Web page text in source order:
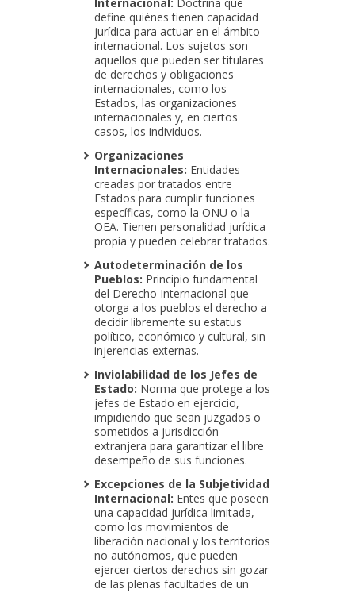
Internacional: Doctrina que
define quiénes tienen capacidad
jurídica para actuar en el ámbito
internacional. Los sujetos son
aquellos que pueden ser titulares
de derechos y obligaciones
internacionales, como los
Estados, las organizaciones
internacionales y, en ciertos
casos, los individuos.
Organizaciones
Internacionales: Entidades
creadas por tratados entre
Estados para cumplir funciones
específicas, como la ONU o la
OEA. Tienen personalidad jurídica
propia y pueden celebrar tratados.
Autodeterminación de los
Pueblos: Principio fundamental
del Derecho Internacional que
otorga a los pueblos el derecho a
decidir libremente su estatus
político, económico y cultural, sin
injerencias externas.
Inviolabilidad de los Jefes de
Estado: Norma que protege a los
jefes de Estado en ejercicio,
impidiendo que sean juzgados o
sometidos a jurisdicción
extranjera para garantizar el libre
desempeño de sus funciones.
Excepciones de la Subjetividad
Internacional: Entes que poseen
una capacidad jurídica limitada,
como los movimientos de
liberación nacional y los territorios
no autónomos, que pueden
ejercer ciertos derechos sin gozar
de las plenas facultades de un